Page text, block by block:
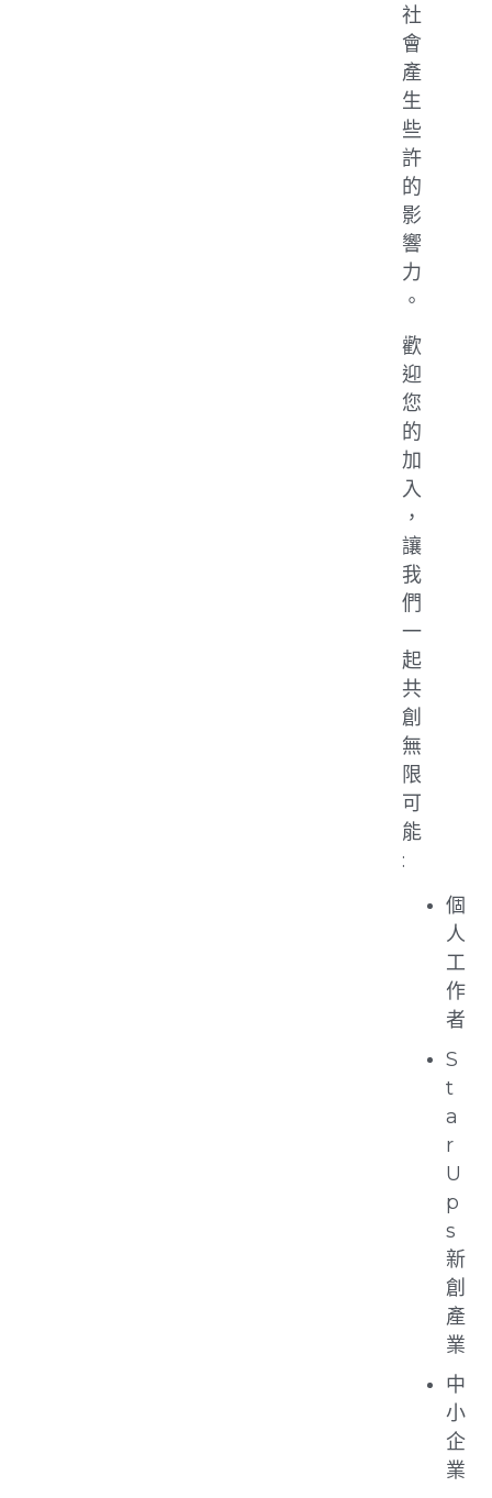
社
會
產
生
些
許
的
影
響
力
。
歡
迎
您
的
加
入
，
讓
我
們
一
起
共
創
無
限
可
能
:
個
人
工
作
者
S
t
a
r
U
p
s
新
創
產
業
中
小
企
業